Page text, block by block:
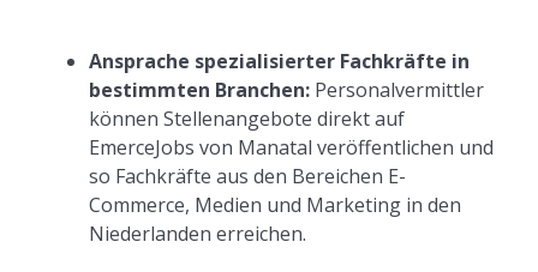
Ansprache spezialisierter Fachkräfte in
bestimmten Branchen:Personalvermittler
können Stellenangebote direkt auf
EmerceJobs von Manatal veröffentlichen und
so Fachkräfte aus den Bereichen E-
Commerce, Medien und Marketing in den
Niederlanden erreichen.